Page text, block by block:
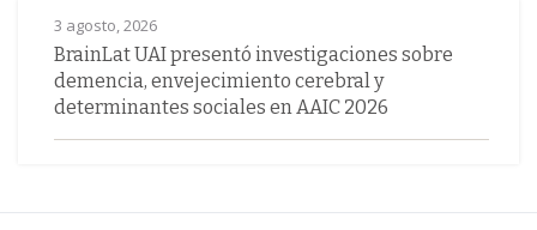
3 agosto, 2026
BrainLat UAI presentó investigaciones sobre
demencia, envejecimiento cerebral y
determinantes sociales en AAIC 2026